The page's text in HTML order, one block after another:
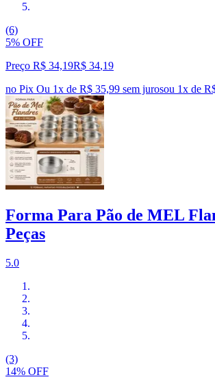
(6)
5% OFF
Preço R$ 34,19R$ 34,19
no Pix Ou 1x de R$ 35,99 sem jurosou 1x de
Forma Para Pão de MEL
Peças
5.0
(3)
14% OFF